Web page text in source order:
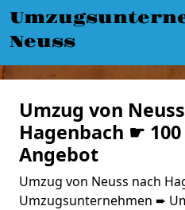
Neuss
Umzug von
Hagenbach ☛
Angebot
Umzug von Neuss nach
Umzugsunternehmen ➨